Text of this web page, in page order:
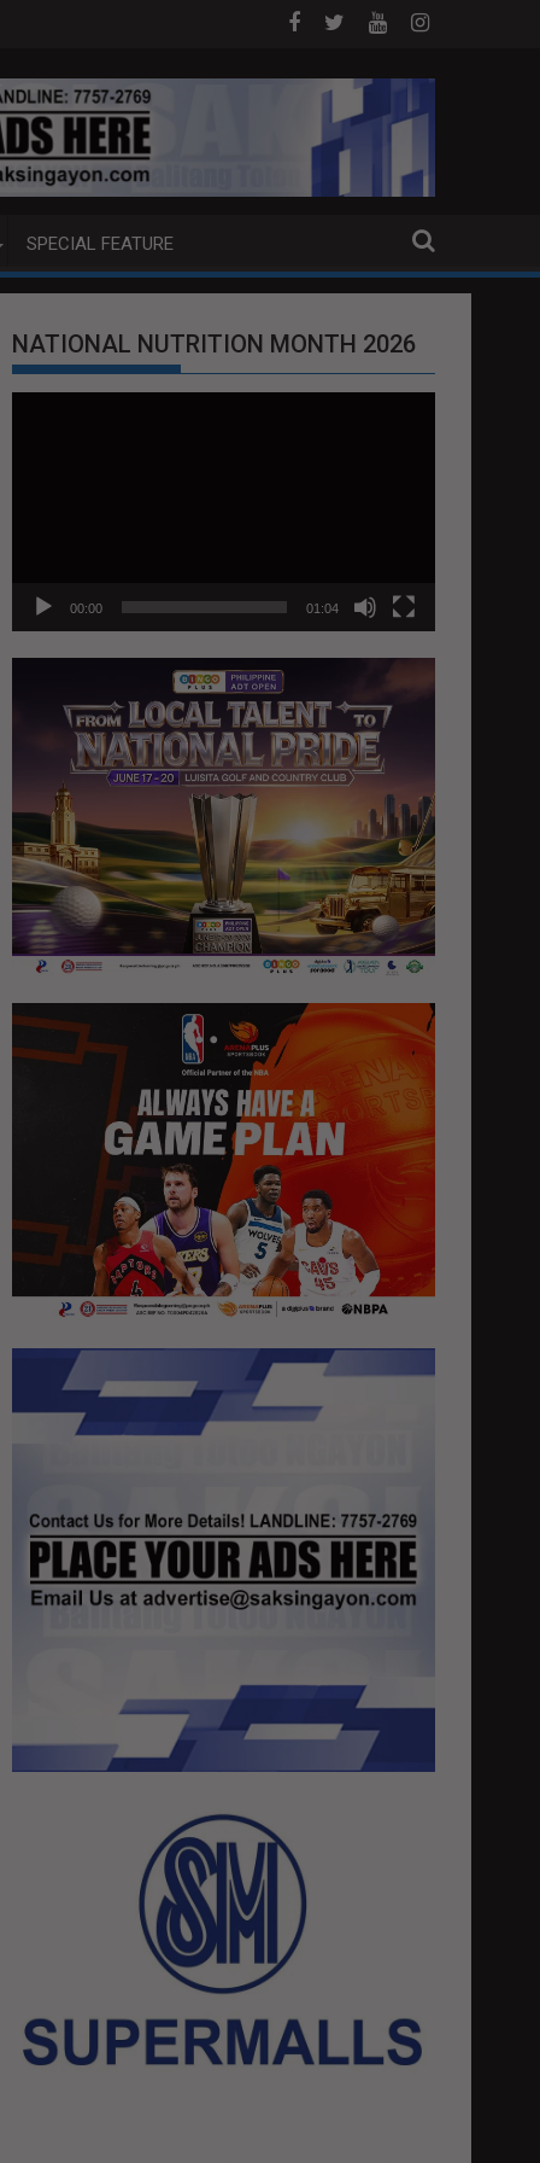
ANG EXTRADITION REQUEST NG U.S. LABAN KAY QUIBOLOY
MAHIGIT P21-M HALAGANG
SPECIAL FEATURE
NATIONAL NUTRITION MONTH 2026
00:00 01:04